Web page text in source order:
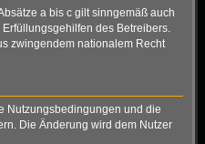
a bis c gilt sinngemäß auch
des Betreibers.
zwingendem nationalem Recht
Nutzungsbedingungen und die
Die Änderung wird dem Nutzer